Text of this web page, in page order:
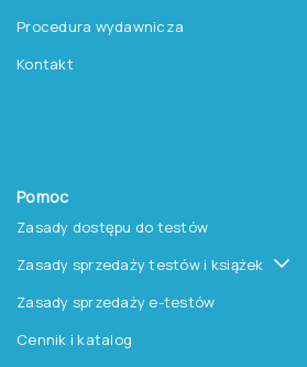
Procedura wydawnicza
Kontakt
Pomoc
Zasady dostępu do testów
Zasady sprzedaży testów i książek
Zasady sprzedaży e-testów
Cennik i katalog